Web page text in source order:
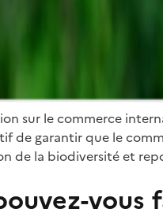
sur le commerce
de garantir que le
de la biodiversité et
vous